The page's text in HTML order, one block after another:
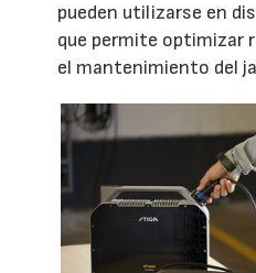
pueden utilizarse en
que permite optimizar
el mantenimiento del